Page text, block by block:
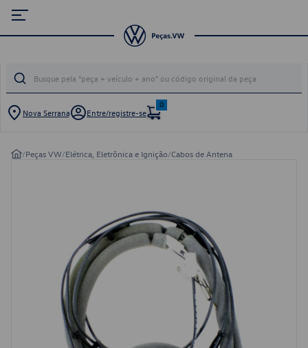
Nova Serrana Entre/registre-se
0
/Peças VW/Elétrica, Eletrônica e Ignição/Cabos de Antena